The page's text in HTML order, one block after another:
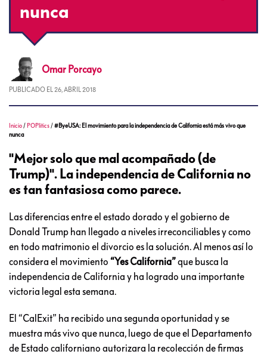
nunca
Omar Porcayo
PUBLICADO EL 26, ABRIL 2018
Inicio / POPlitics /#ByeUSA: El movimiento para la independencia de California está más vivo que
nunca
"Mejor solo que mal acompañado (de
Trump)". La independencia de California no
es tan fantasiosa como parece.
Las diferencias entre el estado dorado y el gobierno de
Donald Trump han llegado a niveles irreconciliables y como
en todo matrimonio el divorcio es la solución. Al menos así lo
considera el movimiento “Yes California”que busca la
independencia de California y ha logrado una importante
victoria legal esta semana.
El “CalExit” ha recibido una segunda oportunidad y se
muestra más vivo que nunca, luego de que el Departamento
de Estado californiano autorizara la recolección de firmas